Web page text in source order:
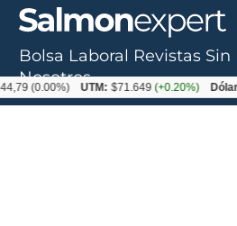
Bolsa Laboral Revistas Sin
Nosotros
UTM: $71.649(+0.20%) Dólar: